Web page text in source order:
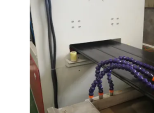
উদ্ধৃতি
অনুরোধ